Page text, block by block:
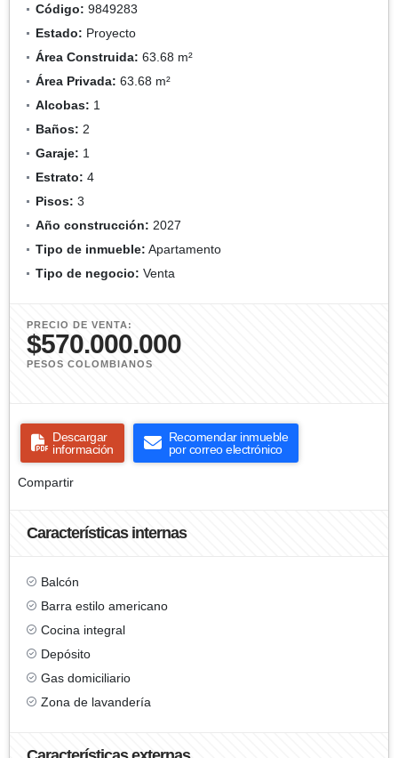
Código: 9849283
Estado: Proyecto
Área Construida: 63.68 m²
Área Privada: 63.68 m²
Alcobas: 1
Baños: 2
Garaje: 1
Estrato: 4
Pisos: 3
Año construcción: 2027
Tipo de inmueble: Apartamento
Tipo de negocio: Venta
PRECIO DE VENTA:
$570.000.000
PESOS COLOMBIANOS
Descargar
información
Recomendar inmueble
por correo electrónico
Compartir
Características internas
Balcón
Barra estilo americano
Cocina integral
Depósito
Gas domiciliario
Zona de lavandería